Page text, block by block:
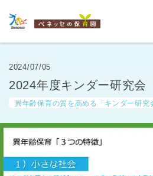
保育
住所・駅
2024/07/05
2024年度キンダー研究
異年齢保育の質を高める「キンダー研究